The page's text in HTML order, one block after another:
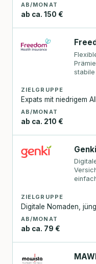
AB/MONAT
ab ca. 150 €
stabile
ZIELGRUPPE
Expats mit niedrigem
AB/MONAT
ab ca. 210 €
Genki
ZIELGRUPPE
Digitale Nomaden,
AB/MONAT
ab ca. 79 €